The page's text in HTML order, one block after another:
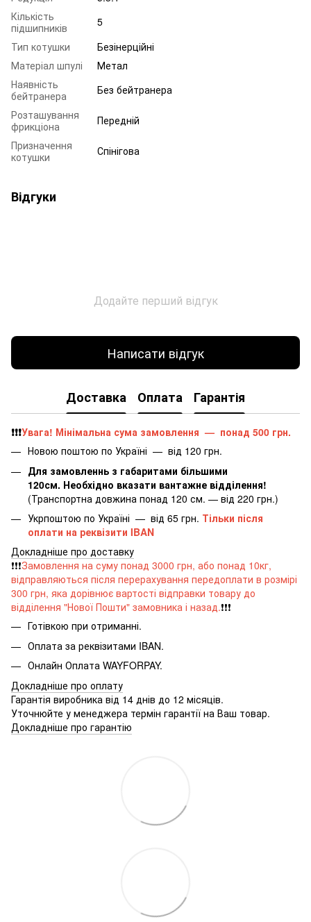
Кількість
підшипників
5
Тип котушки
Безінерційні
Матеріал шпулі
Метал
Наявність
бейтранера
Без бейтранера
Розташування
фрикціона
Передній
Призначення
котушки
Спінігова
Відгуки
Додайте перший відгук
Написати відгук
Доставка Оплата Гарантія
❗️❗️❗️Увага! Мінімальна сума замовлення — понад 500 грн.
Новою поштою по Україні — від 120 грн.
Для замовленнь з габаритами більшими
120см. Необхідно вказати вантажне відділення!
(Транспортна довжина понад 120 см. — від 220 грн.)
Укрпоштою по Україні — від 65 грн. Тільки після
оплати на реквізити IBAN
Докладніше про доставку
❗️❗️❗️Замовлення на суму понад 3000 грн, або понад 10кг,
відправляються після перерахування передоплати в розмірі
300 грн, яка дорівнює вартості відправки товару до
відділення "Нової Пошти" замовника і назад.❗️❗️❗️
Готівкою при отриманні.
Оплата за реквізитами IBAN.
Онлайн Оплата WAYFORPAY.
Докладніше про оплату
Гарантія виробника від 14 днів до 12 місяців.
Уточнюйте у менеджера термін гарантії на Ваш товар.
Докладніше про гарантію